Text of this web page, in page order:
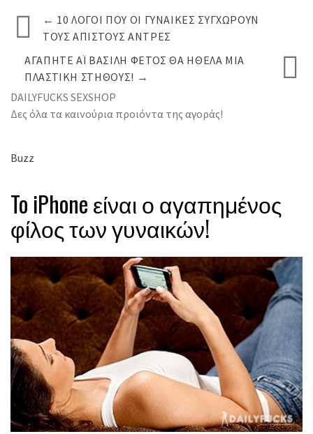
← 10 ΛΌΓΟΙ ΠΟΥ ΟΙ ΓΥΝΑΊΚΕΣ ΣΥΓΧΩΡΟΎΝ
ΤΟΥΣ ΆΠΙΣΤΟΥΣ ΆΝΤΡΕΣ
ΑΓΑΠΗΤΈ ΆΙ ΒΑΣΊΛΗ ΦΈΤΟΣ ΘΑ ΉΘΕΛΑ ΜΙΑ
ΠΛΑΣΤΙΚΉ ΣΤΉΘΟΥΣ! →
DAILYFUCKS SEXSHOP
Δες όλα τα καινούρια προιόντα της αγοράς!
Buzz
To iPhone είναι ο αγαπημένος
φίλος των γυναικών!